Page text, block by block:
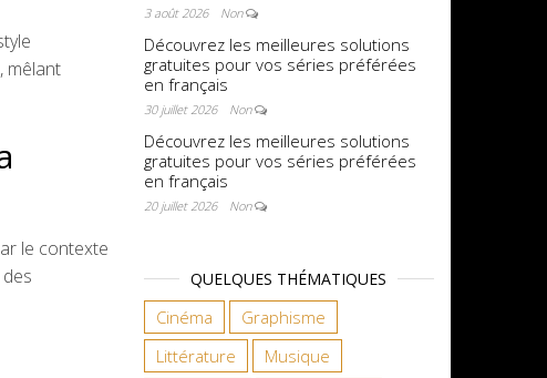
mêlant
le contexte
3 août 2026 Non
Découvrez les meilleures solutions
gratuites pour vos séries préférées
en français
30 juillet 2026 Non
Découvrez les meilleures solutions
gratuites pour vos séries préférées
en français
20 juillet 2026 Non
QUELQUES THÉMATIQUES
Cinéma
Graphisme
Littérature
Musique